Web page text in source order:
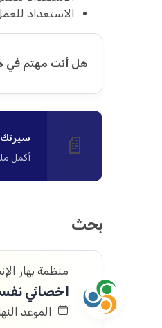
الاستعداد
هل أنت مهتم في
📄 أكمل
بحث
منظمة بهار
اخصائي
الموعد النهائي: 17/